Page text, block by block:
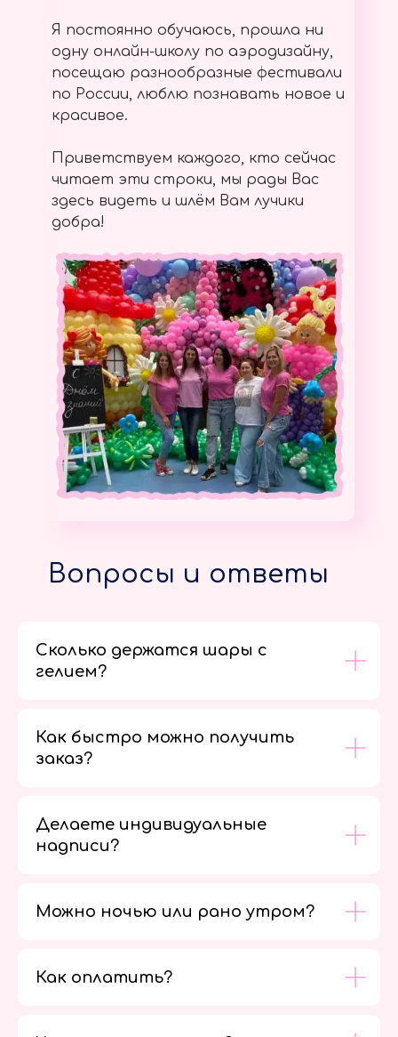
Я постоянно обучаюсь, прошла ни
одну онлайн-школу по аэродизайну,
посещаю разнообразные фестивали
по России, люблю познавать новое и
красивое.
Приветствуем каждого, кто сейчас
читает эти строки, мы рады Вас
здесь видеть и шлём Вам лучики
добра!
Вопросы и ответы
Сколько держатся шары с
гелием?
Как быстро можно получить
заказ?
Делаете индивидуальные
надписи?
Можно ночью или рано утром?
Как оплатить?